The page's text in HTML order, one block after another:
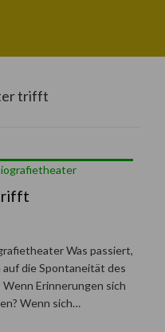
trifft
Was passiert,
die Spontaneität des
Erinnerungen sich
Wenn sich…